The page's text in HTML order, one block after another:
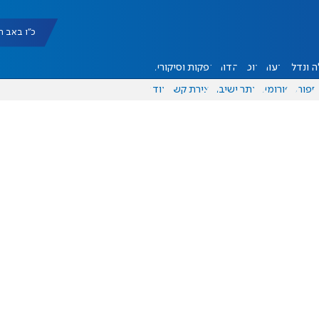
כ"ו באב
ונדל"ן דעות אוכל יהדות הפקות וסיקורים
ספורט פורומים אתר ישיבה יצירת קשר עוד